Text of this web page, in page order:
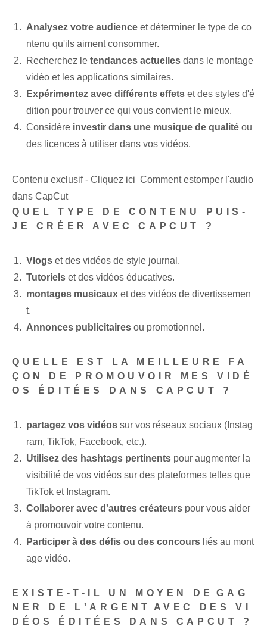
Analysez votre audience et déterminer le type de co
ntenu qu'ils aiment consommer.
Recherchez le tendances actuelles dans le montage
vidéo et les applications similaires.
Expérimentez avec différents effets et des styles d'é
dition pour trouver ce qui vous convient le mieux.
Considère investir dans une musique de qualité ou
des licences à utiliser dans vos vidéos.
Contenu exclusif - Cliquez ici Comment estomper l'audio
dans CapCut
QUEL TYPE DE CONTENU PUIS-
JE CRÉER AVEC CAPCUT ?
Vlogs et des vidéos de style journal.
Tutoriels et des vidéos éducatives.
montages musicaux et des vidéos de divertissemen
t.
Annonces publicitaires ou promotionnel.
QUELLE EST LA MEILLEURE FA
ÇON DE PROMOUVOIR MES VIDÉ
OS ÉDITÉES DANS CAPCUT ?
partagez vos vidéos sur vos réseaux sociaux (Instag
ram, TikTok, Facebook, etc.).
Utilisez des hashtags pertinents pour augmenter la
visibilité de vos vidéos sur des plateformes telles que
TikTok et Instagram.
Collaborer avec d'autres créateurs pour vous aider
à promouvoir votre contenu.
Participer à des défis ou des concours liés au mont
age vidéo.
EXISTE-T-IL UN MOYEN DE⁢GAG
NER DE L'ARGENT⁣AVEC DES VI
DÉOS ÉDITÉES DANS CAPCUT ?